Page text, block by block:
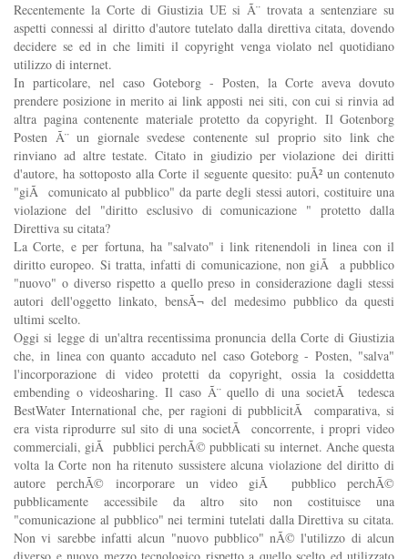
Recentemente la Corte di Giustizia UE si Ã¨ trovata a sentenziare su
aspetti connessi al diritto d'autore tutelato dalla direttiva citata, dovendo
decidere se ed in che limiti il copyright venga violato nel quotidiano
utilizzo di internet.
In particolare, nel caso Goteborg - Posten, la Corte aveva dovuto
prendere posizione in merito ai link apposti nei siti, con cui si rinvia ad
altra pagina contenente materiale protetto da copyright. Il Gotenborg
Posten Ã¨ un giornale svedese contenente sul proprio sito link che
rinviano ad altre testate. Citato in giudizio per violazione dei diritti
d'autore, ha sottoposto alla Corte il seguente quesito: puÃ² un contenuto
"giÃ comunicato al pubblico" da parte degli stessi autori, costituire una
violazione del "diritto esclusivo di comunicazione " protetto dalla
Direttiva su citata?
La Corte, e per fortuna, ha "salvato" i link ritenendoli in linea con il
diritto europeo. Si tratta, infatti di comunicazione, non giÃ a pubblico
"nuovo" o diverso rispetto a quello preso in considerazione dagli stessi
autori dell'oggetto linkato, bensÃ¬ del medesimo pubblico da questi
ultimi scelto.
Oggi si legge di un'altra recentissima pronuncia della Corte di Giustizia
che, in linea con quanto accaduto nel caso Goteborg - Posten, "salva"
l'incorporazione di video protetti da copyright, ossia la cosiddetta
embending o videosharing. Il caso Ã¨ quello di una societÃ tedesca
BestWater International che, per ragioni di pubblicitÃ comparativa, si
era vista riprodurre sul sito di una societÃ concorrente, i propri video
commerciali, giÃ pubblici perchÃ© pubblicati su internet. Anche questa
volta la Corte non ha ritenuto sussistere alcuna violazione del diritto di
autore perchÃ© incorporare un video giÃ pubblico perchÃ©
pubblicamente accessibile da altro sito non costituisce una
"comunicazione al pubblico" nei termini tutelati dalla Direttiva su citata.
Non vi sarebbe infatti alcun "nuovo pubblico" nÃ© l'utilizzo di alcun